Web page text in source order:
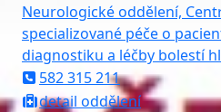
Neurologické oddělení,
specializované péče o
diagnostiku a léčby bolestí
582 315 211
detail oddělení